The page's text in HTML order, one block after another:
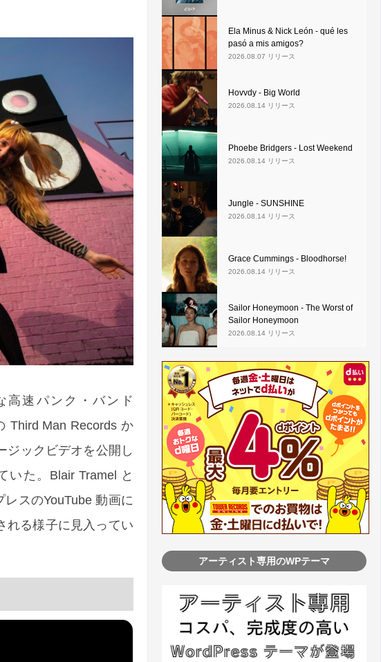
高速パンク・バンド
Third Man Records か
ジックビデオを公開し
いた。Blair Tramel と
スのYouTube 動画に
れる様子に見入ってい
Ela Minus & Nick León - qué les
pasó a mis amigos?
2026.08.07 リリース
Hovvdy - Big World
2026.08.14 リリース
Phoebe Bridgers - Lost Weekend
2026.08.14 リリース
Jungle - SUNSHINE
2026.08.14 リリース
Grace Cummings - Bloodhorse!
2026.08.14 リリース
Sailor Honeymoon - The Worst of
Sailor Honeymoon
2026.08.14 リリース
アーティスト専用のWPテーマ